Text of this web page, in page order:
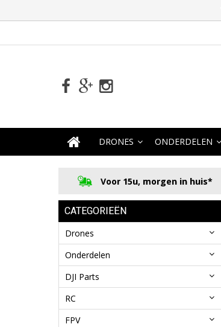
DRONES ONDERDELEN
Voor 15u, morgen in huis*
CATEGORIEËN
Drones
Onderdelen
DJI Parts
RC
FPV